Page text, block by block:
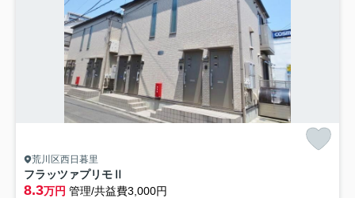
荒川区西日暮里
フラッツァプリモⅡ
8.3万円 管理/共益費3,000円